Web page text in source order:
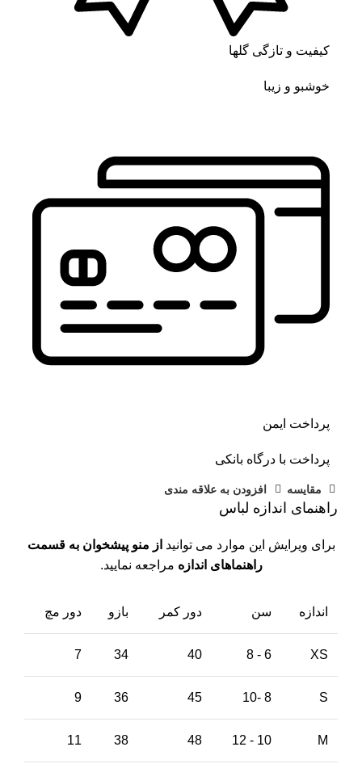
کیفیت و تازگی گلها
خوشبو و زیبا
پرداخت ایمن
پرداخت با درگاه بانکی
مقايسه افزودن به علاقه مندی
راهنمای اندازه لباس
برای ویرایش این موارد می توانید از منو پیشخوان به قسمت
راهنماهای اندازه مراجعه نمایید.
اندازه سن دور کمر بازو دور مچ
XS
6 - 8
40
34
7
S
8 -10
45
36
9
M
10 - 12
48
38
11